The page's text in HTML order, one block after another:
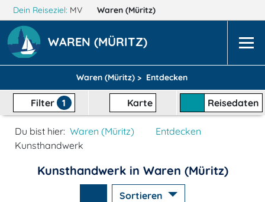
Dein Reiseziel: MV Waren (Müritz)
WAREN (MÜRITZ)
Waren (Müritz) > Entdecken
Filter 1 Karte Reisedaten
Du bist hier: Waren (Müritz)
Entdecken
Kunsthandwerk
Kunsthandwerk in Waren (Müritz)
Sortieren